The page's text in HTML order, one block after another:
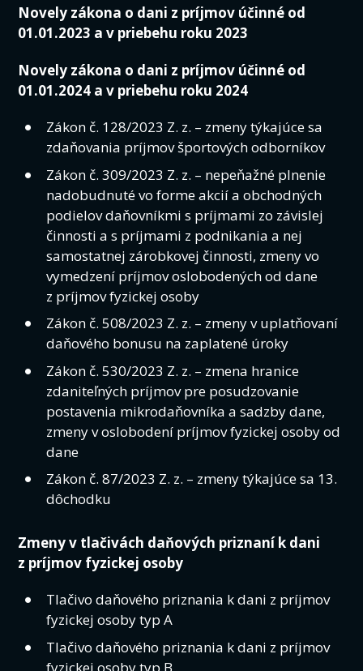
Novely zákona o dani z príjmov účinné od
01.01.2023 a v priebehu roku 2023
Novely zákona o dani z príjmov účinné od
01.01.2024 a v priebehu roku 2024
Zákon č. 128/2023 Z. z. – zmeny týkajúce sa
zdaňovania príjmov športových odborníkov
Zákon č. 309/2023 Z. z. – nepeňažné plnenie
nadobudnuté vo forme akcií a obchodných
podielov daňovníkmi s príjmami zo závislej
činnosti a s príjmami z podnikania a nej
samostatnej zárobkovej činnosti, zmeny vo
vymedzení príjmov oslobodených od dane
z príjmov fyzickej osoby
Zákon č. 508/2023 Z. z. – zmeny v uplatňovaní
daňového bonusu na zaplatené úroky
Zákon č. 530/2023 Z. z. – zmena hranice
zdaniteľných príjmov pre posudzovanie
postavenia mikrodaňovníka a sadzby dane,
zmeny v oslobodení príjmov fyzickej osoby od
dane
Zákon č. 87/2023 Z. z. – zmeny týkajúce sa 13.
dôchodku
Zmeny v tlačivách daňových priznaní k dani
z príjmov fyzickej osoby
Tlačivo daňového priznania k dani z príjmov
fyzickej osoby typ A
Tlačivo daňového priznania k dani z príjmov
fyzickej osoby typ B